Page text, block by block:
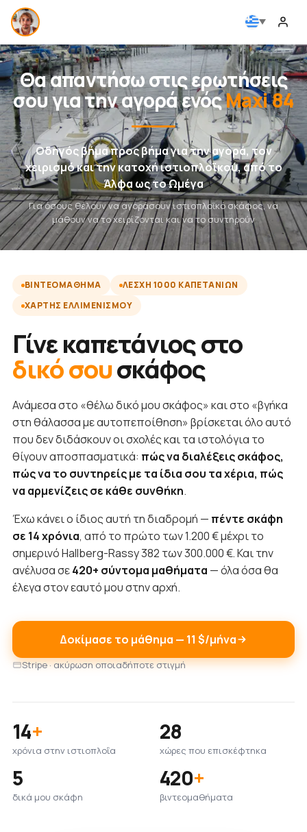
Θα απαντήσω στις ερωτήσεις
σου για την αγορά ενόςMaxi 84
Οδηγός βήμα προς βήμα για την αγορά, τον
χειρισμό και την κατοχή ιστιοπλοϊκού, από το
Άλφα ως το Ωμέγα
Για όσους θέλουν να αγοράσουν ιστιοπλοϊκό σκάφος, να
μάθουν να το χειρίζονται και να το συντηρούν
ΒΙΝΤΕΟΜΆΘΗΜΑ
ΛΈΣΧΗ 1000 ΚΑΠΕΤΆΝΙΩΝ
ΧΆΡΤΗΣ ΕΛΛΙΜΕΝΙΣΜΟΎ
Γίνε καπετάνιος στο
δικό σουσκάφος
Ανάμεσα στο «θέλω δικό μου σκάφος» και στο «βγήκα
στη θάλασσα με αυτοπεποίθηση» βρίσκεται όλο αυτό
που δεν διδάσκουν οι σχολές και τα ιστολόγια το
θίγουν αποσπασματικά: πώς να διαλέξεις σκάφος,
πώς να το συντηρείς με τα ίδια σου τα χέρια, πώς
να αρμενίζεις σε κάθε συνθήκη.
Έχω κάνει ο ίδιος αυτή τη διαδρομή — πέντε σκάφη
σε 14 χρόνια, από το πρώτο των 1.200 € μέχρι το
σημερινό Hallberg-Rassy 382 των 300.000 €. Και την
ανέλυσα σε420+ σύντομα μαθήματα — όλα όσα θα
έλεγα στον εαυτό μου στην αρχή.
Δοκίμασε το μάθημα — 11 $/μήνα
Stripe · ακύρωση οποιαδήποτε στιγμή
14+
χρόνια στην ιστιοπλοΐα
28
χώρες που επισκέφτηκα
5
δικά μου σκάφη
420+
βιντεομαθήματα